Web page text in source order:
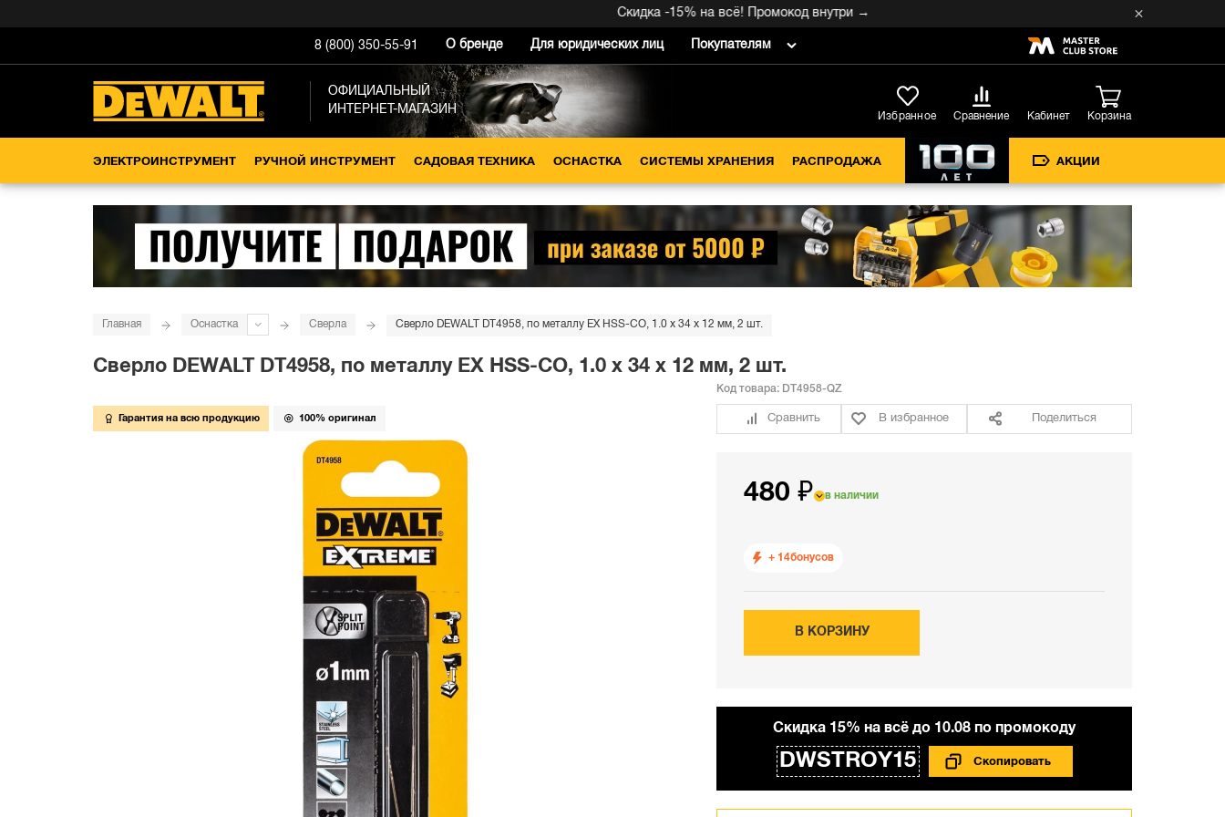
Скидка -15% на всё! Промокод внутри →
8 (800) 350-55-91 О бренде Для юридических лиц Покупателям
ОФИЦИАЛЬНЫЙ
ИНТЕРНЕТ-МАГАЗИН
Избранное Сравнение Кабинет Корзина
ЭЛЕКТРОИНСТРУМЕНТ РУЧНОЙ ИНСТРУМЕНТ САДОВАЯ ТЕХНИКА ОСНАСТКА СИСТЕМЫ ХРАНЕНИЯ РАСПРОДАЖА АКЦИИ
Главная Оснастка Сверла Сверло DEWALT DT4958, по металлу EX HSS-CO, 1.0 x 34 x 12 мм, 2 шт.
Сверло DEWALT DT4958, по металлу EX HSS-CO, 1.0 x 34 x 12 мм, 2 шт.
Гарантия на всю продукцию 100% оригинал
Код товара: DT4958-QZ
Сравнить В избранное Поделиться
480 ₽ в наличии
+ 14бонусов
В КОРЗИНУ
Cкидка 15% на всё до 10.08 по промокоду
DWSTROY15